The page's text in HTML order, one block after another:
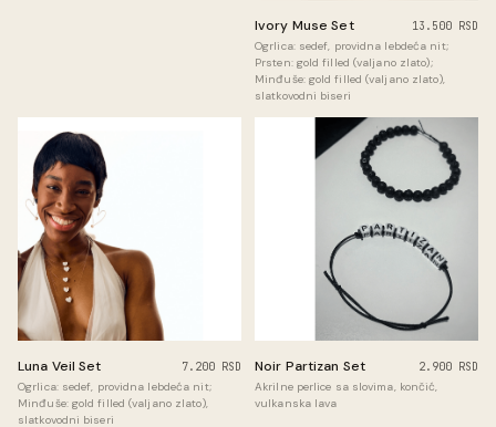
Ivory Muse Set
13.500 RSD
Ogrlica: sedef, providna lebdeća nit;
Prsten: gold filled (valjano zlato);
Minđuše: gold filled (valjano zlato),
slatkovodni biseri
Luna Veil Set
7.200 RSD
Ogrlica: sedef, providna lebdeća nit;
Minđuše: gold filled (valjano zlato),
slatkovodni biseri
Noir Partizan Set
2.900 RSD
Akrilne perlice sa slovima, končić,
vulkanska lava